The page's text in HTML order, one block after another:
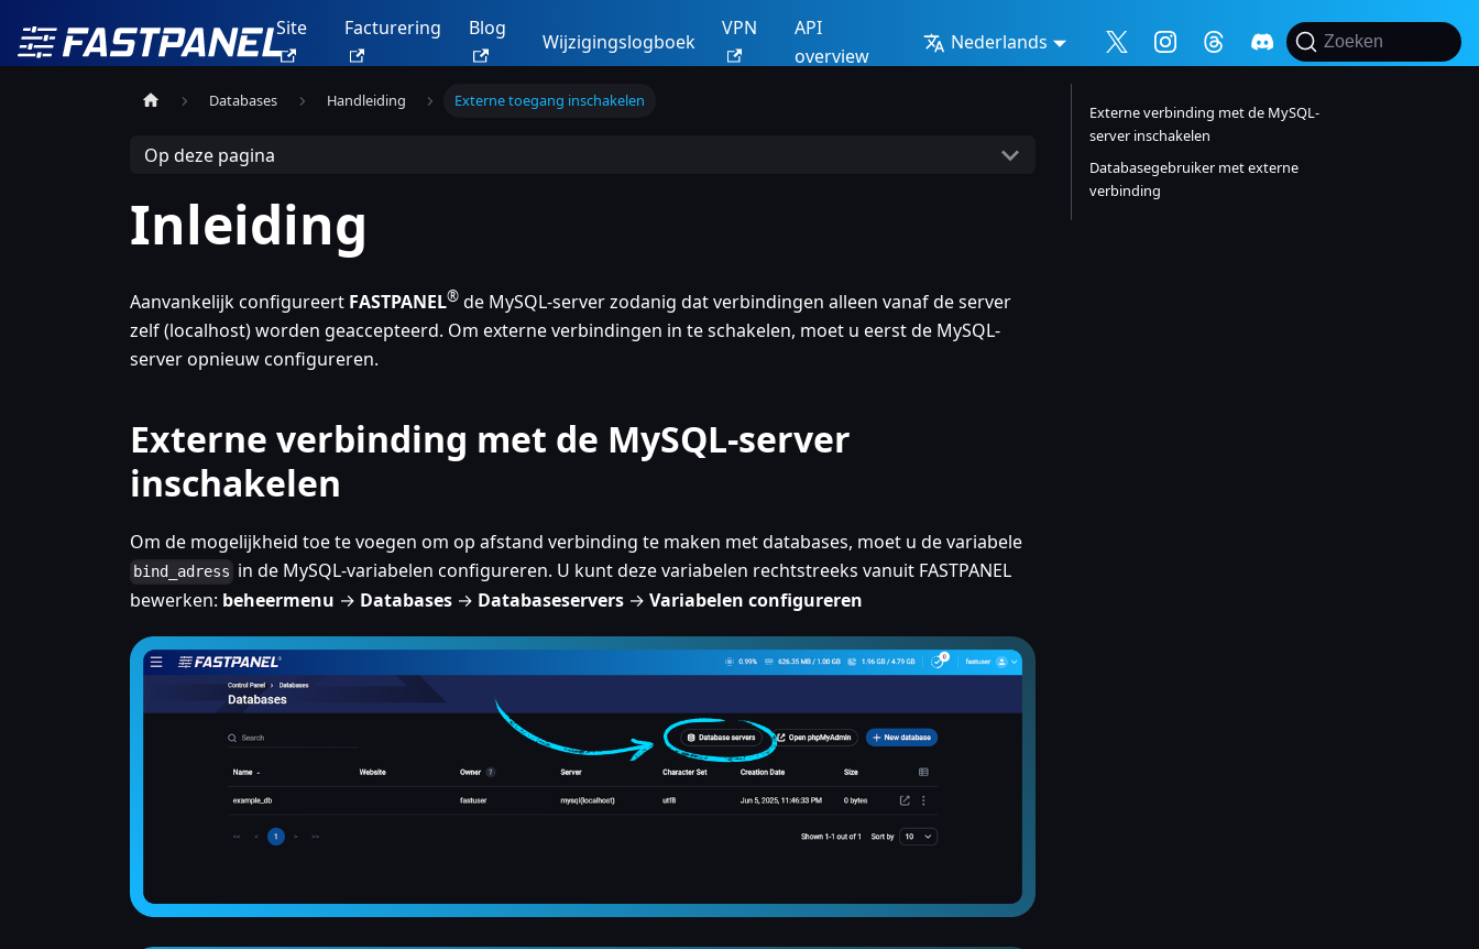
Site Facturering Blog
Wijzigingslogboek
VPN
API
overview
Nederlands Zoeken
Databases Handleiding Externe toegang inschakelen
Op deze pagina
Inleiding
Aanvankelijk configureert FASTPANEL® de MySQL-server zodanig dat verbindingen alleen vanaf de server
zelf (localhost) worden geaccepteerd. Om externe verbindingen in te schakelen, moet u eerst de MySQL-
server opnieuw configureren.
Externe verbinding met de MySQL-server
inschakelen
Om de mogelijkheid toe te voegen om op afstand verbinding te maken met databases, moet u de variabele
bind_adress in de MySQL-variabelen configureren. U kunt deze variabelen rechtstreeks vanuit FASTPANEL
bewerken: beheermenu → Databases → Databaseservers → Variabelen configureren
Externe verbinding met de MySQL-
server inschakelen
Databasegebruiker met externe
verbinding